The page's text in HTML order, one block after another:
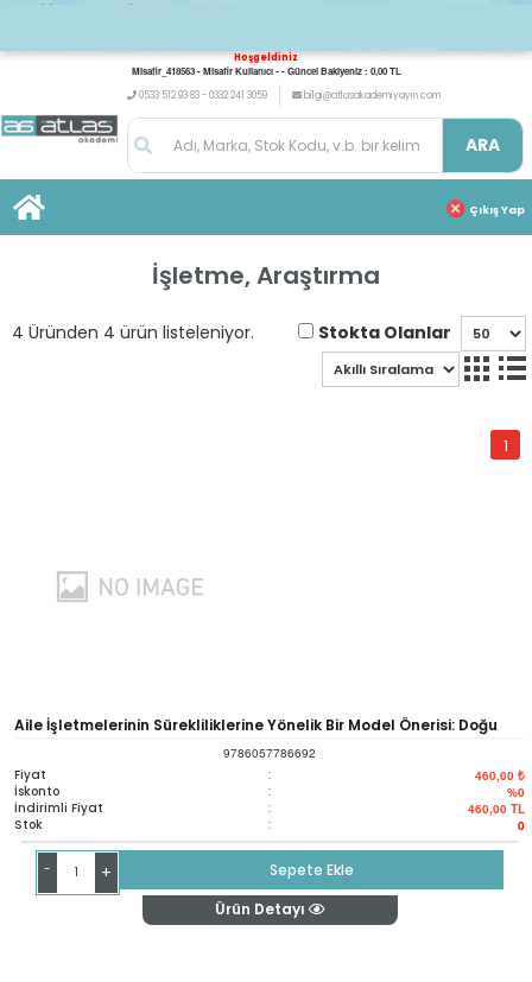
Hoşgeldiniz
Misafir_418563 - Misafir Kullanıcı - - Güncel Bakiyeniz : 0,00 TL
0533 512 93 83 - 0332 241 3059
bilgi@atlasakademiyayin.com
ARA
Çıkış Yap
İşletme, Araştırma
4 Üründen 4 ürün listeleniyor. Stokta Olanlar
1
Aile İşletmelerinin Sürekliliklerine Yönelik Bir Model Önerisi: Doğu
Karadeniz Bölgesi
9786057786692
Fiyat : 460,00 ₺
İskonto : %0
İndirimli Fiyat : 460,00 TL
Stok : 0
- +
Sepete Ekle
Ürün Detayı